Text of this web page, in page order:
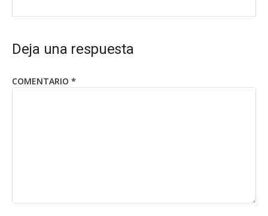
Deja una respuesta
COMENTARIO *